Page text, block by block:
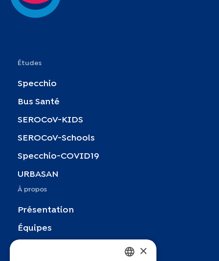
Études
Specchio
Bus Santé
SEROCoV-KIDS
SEROCoV-Schools
Specchio-COVID19
URBASAN
À propos
Présentation
Équipes
×